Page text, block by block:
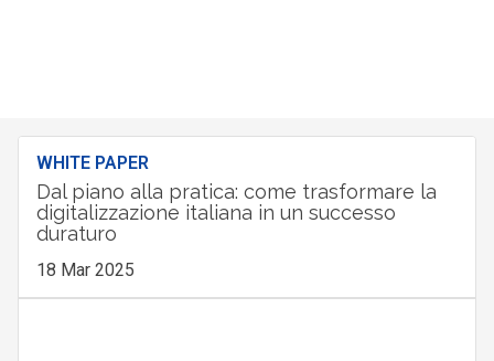
WHITE PAPER
Dal piano alla pratica: come trasformare la
digitalizzazione italiana in un successo
duraturo
18 Mar 2025